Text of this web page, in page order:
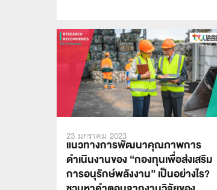
23 มกราคม 2023
แนวทางการพัฒนาคุณภาพการ
ดำเนินงานของ “กองทุนเพื่อส่งเสริม
การอนุรักษ์พลังงาน” เป็นอย่างไร?